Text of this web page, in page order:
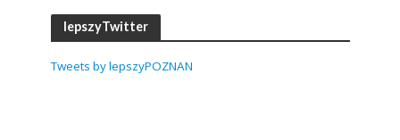
lepszyTwitter
Tweets by lepszyPOZNAN